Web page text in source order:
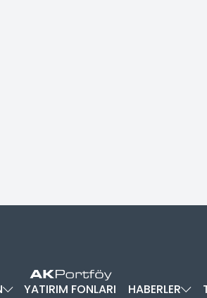
YATIRIM FONLARI HABERLER